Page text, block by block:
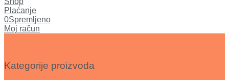
Plaćanje
0Spremljeno
Moj račun
Kategorije proizvoda